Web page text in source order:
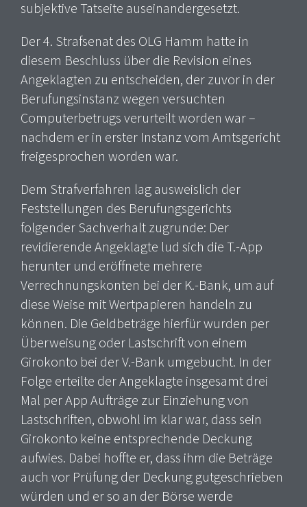
subjektive Tatseite auseinandergesetzt.
Der 4. Strafsenat des OLG Hamm hatte in
diesem Beschluss über die Revision eines
Angeklagten zu entscheiden, der zuvor in der
Berufungsinstanz wegen versuchten
Computerbetrugs verurteilt worden war –
nachdem er in erster Instanz vom Amtsgericht
freigesprochen worden war.
Dem Strafverfahren lag ausweislich der
Feststellungen des Berufungsgerichts
folgender Sachverhalt zugrunde: Der
revidierende Angeklagte lud sich die T.-App
herunter und eröffnete mehrere
Verrechnungskonten bei der K.-Bank, um auf
diese Weise mit Wertpapieren handeln zu
können. Die Geldbeträge hierfür wurden per
Überweisung oder Lastschrift von einem
Girokonto bei der V.-Bank umgebucht. In der
Folge erteilte der Angeklagte insgesamt drei
Mal per App Aufträge zur Einziehung von
Lastschriften, obwohl im klar war, dass sein
Girokonto keine entsprechende Deckung
aufwies. Dabei hoffte er, dass ihm die Beträge
auch vor Prüfung der Deckung gutgeschrieben
würden und er so an der Börse werde